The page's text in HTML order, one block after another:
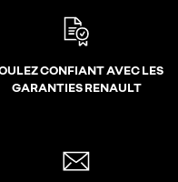
CONFIANT AVEC LES
GARANTIES RENAULT